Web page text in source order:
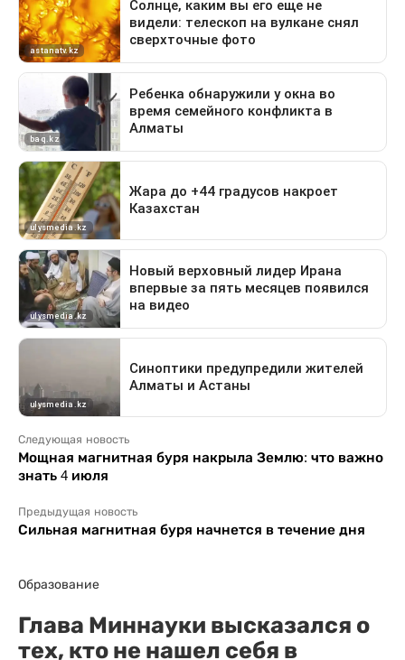
Следующая новость
Мощная магнитная буря накрыла Землю: что важно
знать 4 июля
Предыдущая новость
Сильная магнитная буря начнется в течение дня
Образование
Глава Миннауки высказался о
тех, кто не нашел себя в